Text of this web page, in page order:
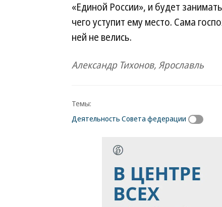
«Единой России», и будет
чего уступит ему место. Сама
ней не велись.
Александр Тихонов, Ярославль
Темы:
Деятельность Совета федерации